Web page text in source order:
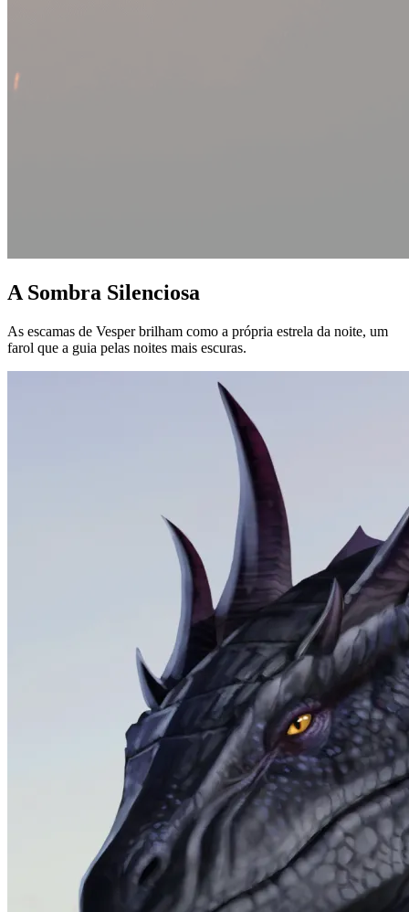
A Sombra Silenciosa
As escamas de Vesper brilham como a própria estrela da noite, um
farol que a guia pelas noites mais escuras.